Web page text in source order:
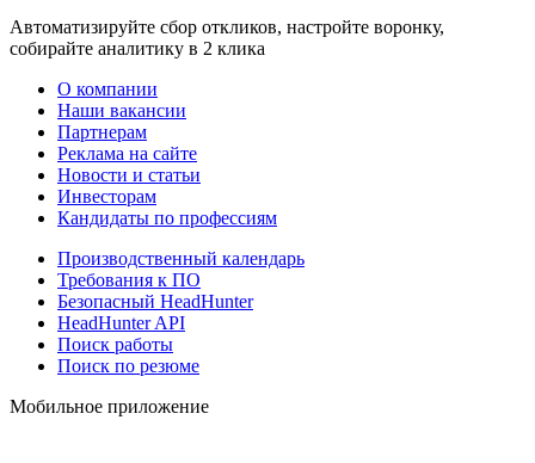
Автоматизируйте сбор откликов, настройте воронку,
собирайте аналитику в 2 клика
О компании
Наши вакансии
Партнерам
Реклама на сайте
Новости и статьи
Инвесторам
Кандидаты по профессиям
Производственный календарь
Требования к ПО
Безопасный HeadHunter
HeadHunter API
Поиск работы
Поиск по резюме
Мобильное приложение